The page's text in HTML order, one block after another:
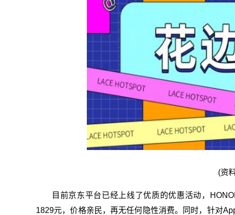
(资
目前京东平台已经上线了优质的优惠活动，
1829元，价格亲民，再无任何隐性消费。同时，针对